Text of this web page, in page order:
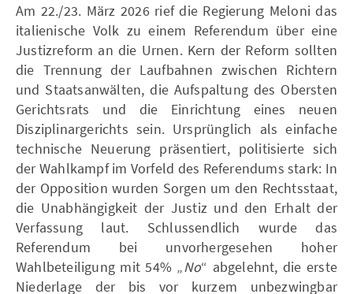
Am 22./23. März 2026 rief die Regierung Meloni das
italienische Volk zu einem Referendum über eine
Justizreform an die Urnen. Kern der Reform sollten
die Trennung der Laufbahnen zwischen Richtern
und Staatsanwälten, die Aufspaltung des Obersten
Gerichtsrats und die Einrichtung eines neuen
Disziplinargerichts sein. Ursprünglich als einfache
technische Neuerung präsentiert, politisierte sich
der Wahlkampf im Vorfeld des Referendums stark: In
der Opposition wurden Sorgen um den Rechtsstaat,
die Unabhängigkeit der Justiz und den Erhalt der
Verfassung laut. Schlussendlich wurde das
Referendum bei unvorhergesehen hoher
Wahlbeteiligung mit 54% „No“ abgelehnt, die erste
Niederlage der bis vor kurzem unbezwingbar